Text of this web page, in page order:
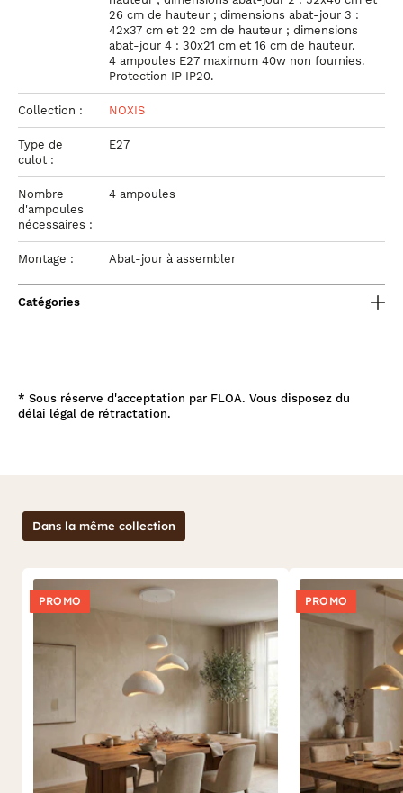
26 cm de hauteur ; dimensions abat-jour 3 :
42x37 cm et 22 cm de hauteur ; dimensions
abat-jour 4 : 30x21 cm et 16 cm de hauteur.
4 ampoules E27 maximum 40w non fournies.
Protection IP IP20.
Collection : NOXIS
Type de
culot :
E27
Nombre
d'ampoules
nécessaires :
4 ampoules
Montage : Abat-jour à assembler
Catégories
* Sous réserve d'acceptation par FLOA. Vous disposez du
délai légal de rétractation.
Dans la même collection
PROMO PROMO